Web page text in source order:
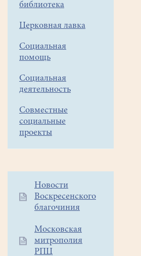
библиотека
Церковная лавка
Социальная
помощь
Социальная
деятельность
Совместные
социальные
проекты
Дополнительное
меню
Новости
Воскресенского
благочиния
Московская
митрополия
РПЦ